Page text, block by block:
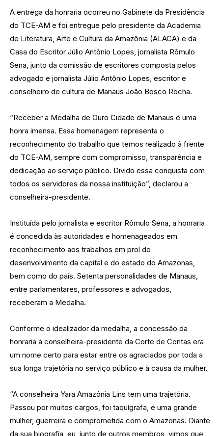
A entrega da honraria ocorreu no Gabinete da Presidência
do TCE-AM e foi entregue pelo presidente da Academia
de Literatura, Arte e Cultura da Amazônia (ALACA) e da
Casa do Escritor Júlio Antônio Lopes, jornalista Rômulo
Sena, junto da comissão de escritores composta pelos
advogado e jornalista Júlio Antônio Lopes, escritor e
conselheiro de cultura de Manaus João Bosco Rocha.
“Receber a Medalha de Ouro Cidade de Manaus é uma
honra imensa. Essa homenagem representa o
reconhecimento do trabalho que temos realizado à frente
do TCE-AM, sempre com compromisso, transparência e
dedicação ao serviço público. Divido essa conquista com
todos os servidores da nossa instituição”, declarou a
conselheira-presidente.
Instituída pelo jornalista e escritor Rômulo Sena, a honraria
é concedida às autoridades e homenageados em
reconhecimento aos trabalhos em prol do
desenvolvimento da capital e do estado do Amazonas,
bem como do país. Setenta personalidades de Manaus,
entre parlamentares, professores e advogados,
receberam a Medalha.
Conforme o idealizador da medalha, a concessão da
honraria à conselheira-presidente da Corte de Contas era
um nome certo para estar entre os agraciados por toda a
sua longa trajetória no serviço público e à causa da mulher.
“A conselheira Yara Amazônia Lins tem uma trajetória.
Passou por muitos cargos, foi taquígrafa, é uma grande
mulher, guerreira e comprometida com o Amazonas. Diante
da sua biografia, eu, junto de outros membros, vimos que